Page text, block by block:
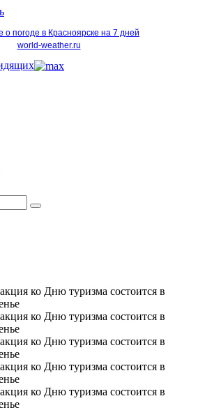
о погоде в Красноярске на 7 дней
world-weather.ru